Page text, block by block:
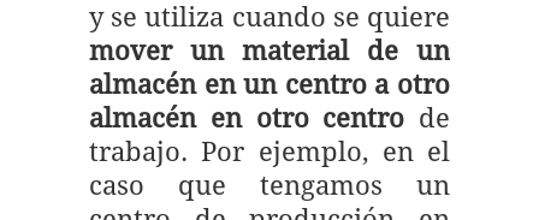
y se utiliza cuando se quiere
mover un material de un
almacén en un centro a otro
almacén en otro centro de
trabajo. Por ejemplo, en el
caso que tengamos un